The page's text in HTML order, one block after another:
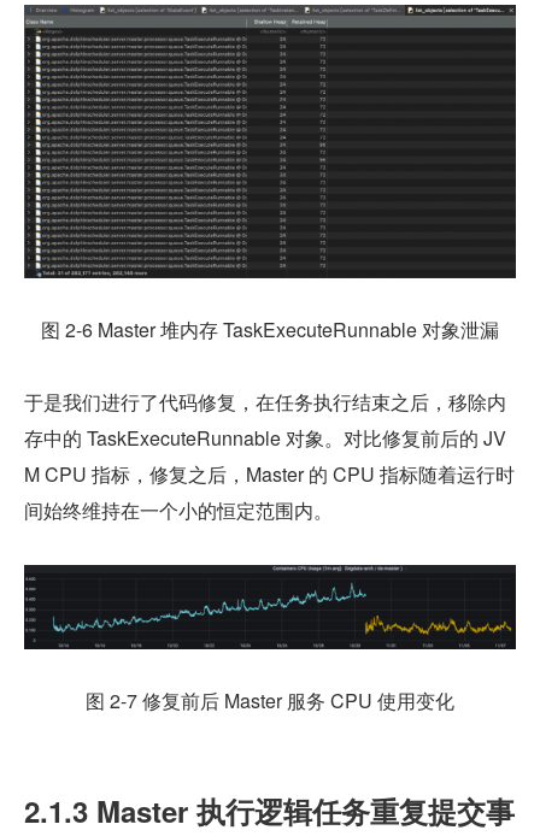
图 2-6 Master 堆内存 TaskExecuteRunnable 对象泄漏
于是我们进行了代码修复，在任务执行结束之后，移除内
存中的 TaskExecuteRunnable 对象。对比修复前后的 JV
M CPU 指标，修复之后，Master 的 CPU 指标随着运行时
间始终维持在一个小的恒定范围内。
图 2-7 修复前后 Master 服务 CPU 使用变化
2.1.3 Master 执行逻辑任务重复提交事